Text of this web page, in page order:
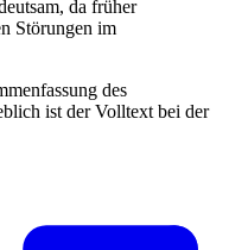
da früher
Störungen im
des
ist der Volltext bei der